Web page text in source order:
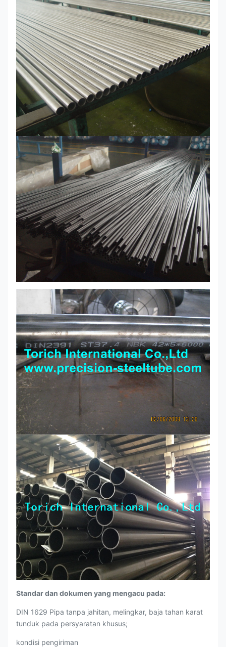
Standar dan dokumen yang mengacu pada:
DIN 1629 Pipa tanpa jahitan, melingkar, baja tahan karat
tunduk pada persyaratan khusus;
kondisi pengiriman